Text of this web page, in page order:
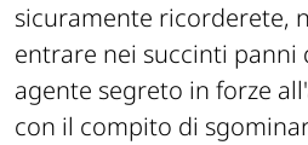
sicuramente ricorderete,
entrare nei succinti panni
agente segreto in forze
con il compito di